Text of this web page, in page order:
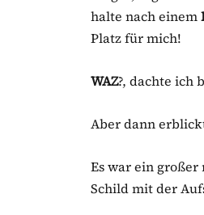
halte nach einem
Platz für mich!
WAZ?, dachte ich
Aber dann
Es war ein
Schild mit der